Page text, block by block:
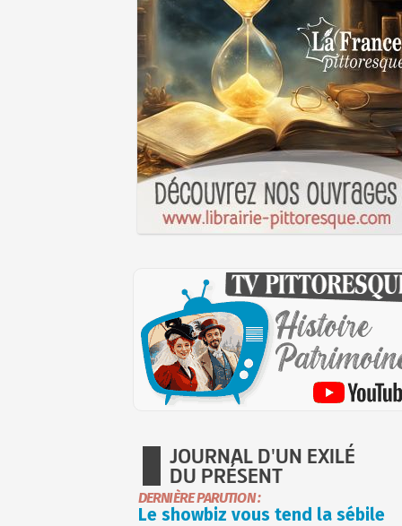
JOURNAL D'UN EXILÉ
DU PRÉSENT
DERNIÈRE PARUTION :
Le showbiz vous tend la sébile